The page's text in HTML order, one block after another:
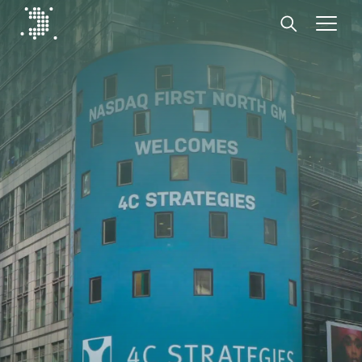
Hoppa till innehåll
Diplomat Communications
Start
Vår expertis
Insikter
Medarbetare